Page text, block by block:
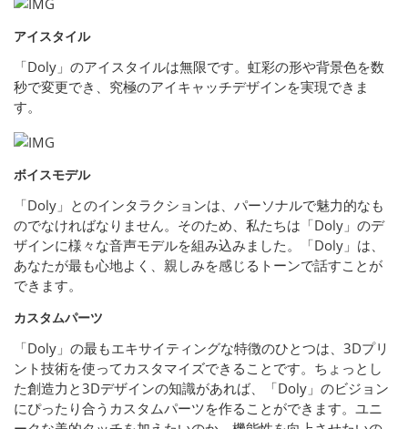
アイスタイル
「Doly」のアイスタイルは無限です。虹彩の形や背景色を数
秒で変更でき、究極のアイキャッチデザインを実現できま
す。
ボイスモデル
「Doly」とのインタラクションは、パーソナルで魅力的なも
のでなければなりません。そのため、私たちは「Doly」のデ
ザインに様々な音声モデルを組み込みました。「Doly」は、
あなたが最も心地よく、親しみを感じるトーンで話すことが
できます。
カスタムパーツ
「Doly」の最もエキサイティングな特徴のひとつは、3Dプリ
ント技術を使ってカスタマイズできることです。ちょっとし
た創造力と3Dデザインの知識があれば、「Doly」のビジョン
にぴったり合うカスタムパーツを作ることができます。ユニ